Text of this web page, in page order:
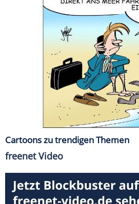
Cartoons zu trendigen Themen
freenet Video